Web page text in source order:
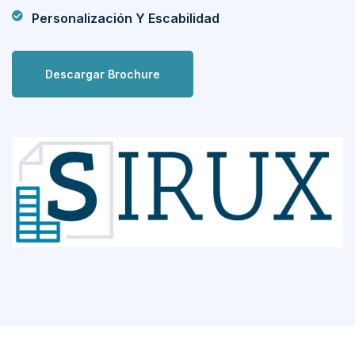
Personalización Y Escabilidad
Descargar Brochure